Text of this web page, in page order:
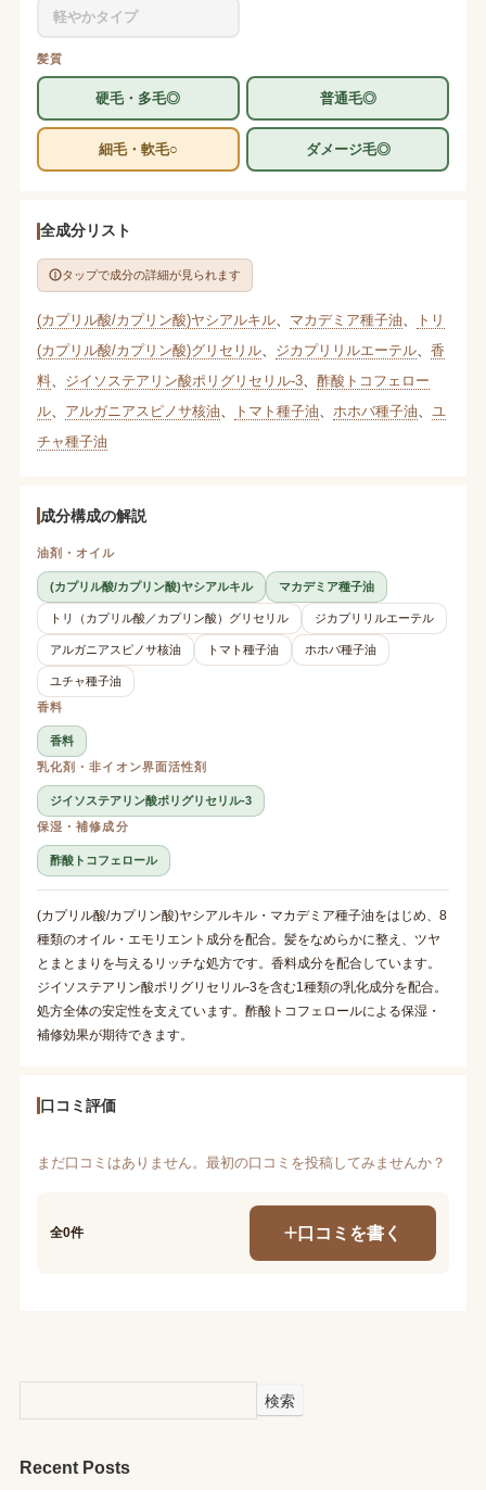
軽やかタイプ
髪質
硬毛・多毛◎ 普通毛◎
細毛・軟毛○ ダメージ毛◎
全成分リスト
タップで成分の詳細が見られます
(カプリル酸/カプリン酸)ヤシアルキル、 マカデミア種子油
トリ
(カプリル酸/カプリン酸)グリセリル、 ジカプリリルエーテル、 香
料、 ジイソステアリン酸ポリグリセリル-3、 酢酸トコフェロー
ル、 アルガニアスピノサ核油 トマト種子油 ホホバ種子油
ユ
チャ種子油
成分構成の解説
油剤・オイル
(カプリル酸/カプリン酸)ヤシアルキル マカデミア種子油
トリ（カプリル酸／カプリン酸）グリセリル ジカプリリルエーテル
アルガニアスピノサ核油 トマト種子油 ホホバ種子油
ユチャ種子油
香料
香料
乳化剤・非イオン界面活性剤
ジイソステアリン酸ポリグリセリル-3
保湿・補修成分
酢酸トコフェロール
(カプリル酸/カプリン酸)ヤシアルキル・マカデミア種子油をはじめ、8
種類のオイル・エモリエント成分を配合。髪をなめらかに整え、ツヤ
とまとまりを与えるリッチな処方です。香料成分を配合しています。
ジイソステアリン酸ポリグリセリル-3を含む1種類の乳化成分を配合。
処方全体の安定性を支えています。酢酸トコフェロールによる保湿・
補修効果が期待できます。
口コミ評価
まだ口コミはありません。最初の口コミを投稿してみませんか？
全0件 口コミを書く
検索
Recent Posts